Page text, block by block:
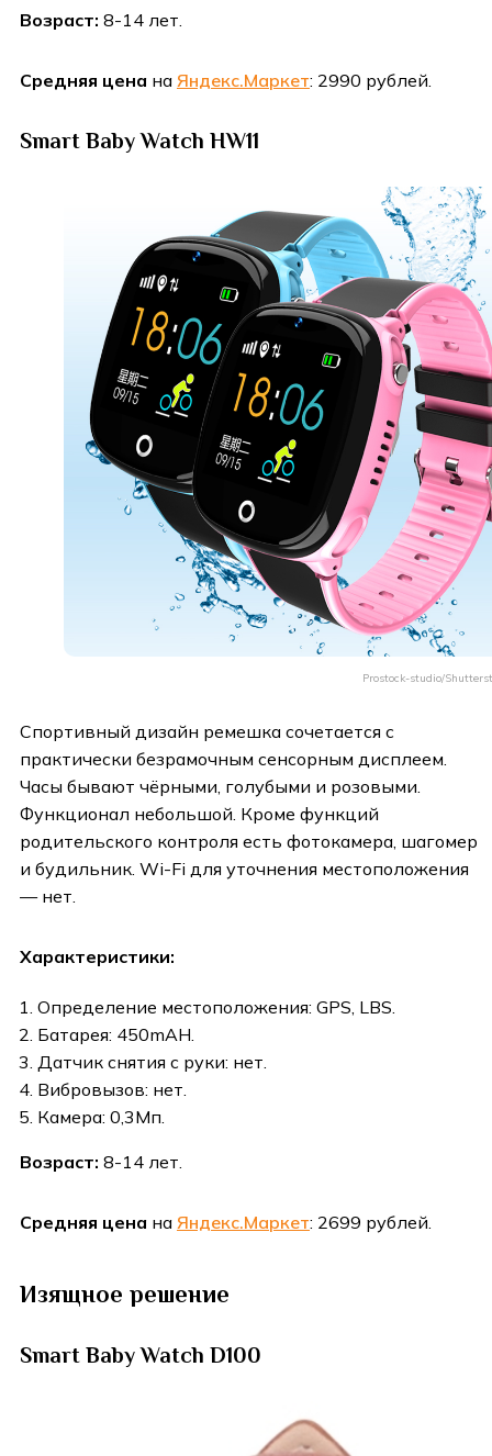
Возраст: 8-14 лет.
Средняя цена на Яндекс.Маркет: 2990 рублей.
Smart Baby Watch HW11
Prostock-studio/
Спортивный дизайн ремешка сочетается с
практически безрамочным сенсорным дисплеем.
Часы бывают чёрными, голубыми и розовыми.
Функционал небольшой. Кроме функций
родительского контроля есть фотокамера, шагомер
и будильник. Wi-Fi для уточнения местоположения
— нет.
Характеристики:
Определение местоположения: GPS, LBS.
Батарея: 450mAH.
Датчик снятия с руки: нет.
Вибровызов: нет.
Камера: 0,3Мп.
Возраст: 8-14 лет.
Средняя цена на Яндекс.Маркет: 2699 рублей.
Изящное решение
Smart Baby Watch D100